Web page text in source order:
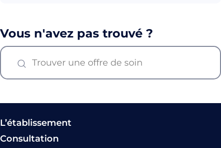
Vous n'avez pas trouvé ?
L’établissement
Consultation